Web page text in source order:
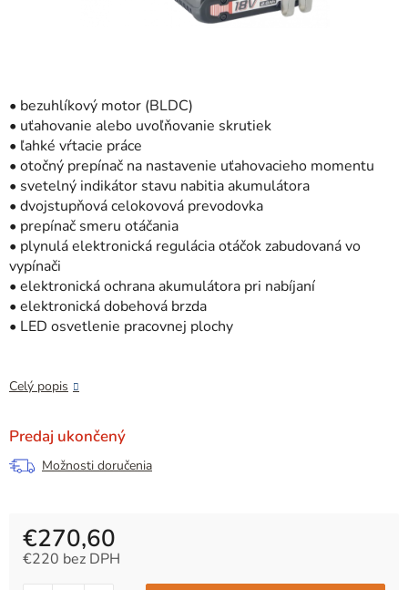
• bezuhlíkový motor (BLDC)
• uťahovanie alebo uvoľňovanie skrutiek
• ľahké vŕtacie práce
• otočný prepínač na nastavenie uťahovacieho momentu
• svetelný indikátor stavu nabitia akumulátora
• dvojstupňová celokovová prevodovka
• prepínač smeru otáčania
• plynulá elektronická regulácia otáčok zabudovaná vo
vypínači
• elektronická ochrana akumulátora pri nabíjaní
• elektronická dobehová brzda
• LED osvetlenie pracovnej plochy
Celý popis
Predaj ukončený
Možnosti doručenia
€270,60
€220 bez DPH